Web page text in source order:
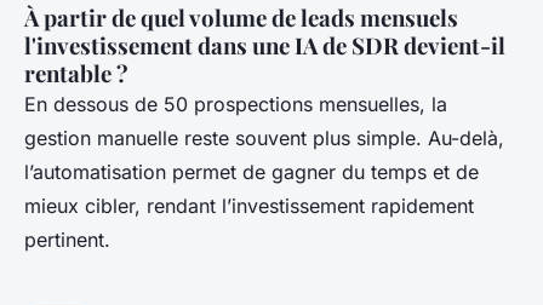
À partir de quel volume de leads mensuels
l'investissement dans une IA de SDR devient-il
rentable ?
En dessous de 50 prospections mensuelles, la
gestion manuelle reste souvent plus simple. Au-delà,
l’automatisation permet de gagner du temps et de
mieux cibler, rendant l’investissement rapidement
pertinent.